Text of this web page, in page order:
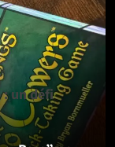
: un défi